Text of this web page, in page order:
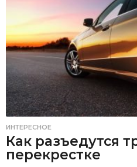
ИНТЕРЕСНОЕ
Как разъедутся
перекрестке